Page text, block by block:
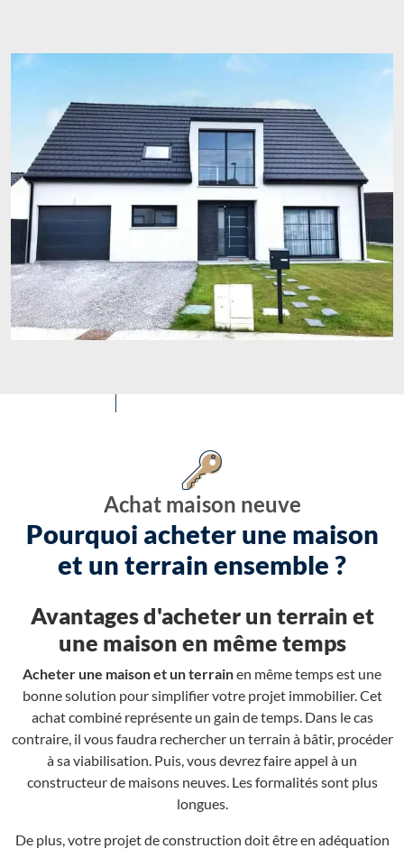
Achat maison neuve
Pourquoi acheter une maison
et un terrain ensemble ?
Avantages d'acheter un terrain et
une maison en même temps
Acheter une maison et un terrainen même temps est une
bonne solution pour simplifier votre projet immobilier. Cet
achat combiné représente un gain de temps. Dans le cas
contraire, il vous faudra rechercher un terrain à bâtir, procéder
à sa viabilisation. Puis, vous devrez faire appel à un
constructeur de maisons neuves. Les formalités sont plus
longues.
De plus, votre projet de construction doit être en adéquation